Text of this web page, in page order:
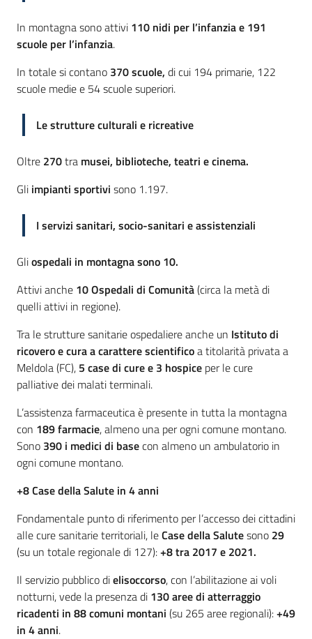
Leggi Atti Bandi
Piani Programmi
Progetti
In montagna sono attivi 110 nidi per l’infanzia e 191
scuole per l’infanzia.
In totale si contano 370 scuole, di cui 194 primarie, 122
scuole medie e 54 scuole superiori.
Le strutture culturali e ricreative
Oltre 270tra musei, biblioteche, teatri e cinema.
Gli impianti sportivi sono 1.197.
I servizi sanitari, socio-sanitari e assistenziali
Gliospedali in montagna sono 10.
Attivi anche 10 Ospedali di Comunità(circa la metà di
quelli attivi in regione).
Tra le strutture sanitarie ospedaliere anche un Istituto di
ricovero e cura a carattere scientificoa titolarità privata a
Meldola (FC), 5 case di cure e 3 hospice per le cure
palliative dei malati terminali.
L’assistenza farmaceutica è presente in tutta la montagna
con 189 farmacie, almeno una per ogni comune montano.
Sono 390 i medici di basecon almeno un ambulatorio in
ogni comune montano.
+8 Case della Salute in 4 anni
Fondamentale punto di riferimento per l’accesso dei cittadini
alle cure sanitarie territoriali, leCase della Salutesono 29
(su un totale regionale di 127):+8 tra 2017 e 2021.
Il servizio pubblico dielisoccorso, con l’abilitazione ai voli
notturni, vede la presenza di 130 aree di atterraggio
ricadenti in 88 comuni montani (su 265 aree regionali):+49
in 4 anni.